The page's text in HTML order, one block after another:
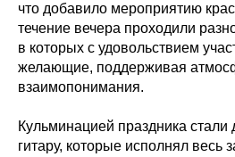
что добавило мероприятию
течение вечера проходили
в которых с удовольствием
желающие, поддерживая
взаимопонимания.
Кульминацией праздника
гитару, которые исполнял весь